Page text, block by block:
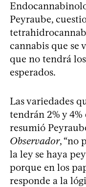
Peyraube,
cannabis que se
que no tendrá
esperados.
Las variedades
tendrán 2% y
resumió
Observador, “no
la ley se haya
porque en los
responde a la